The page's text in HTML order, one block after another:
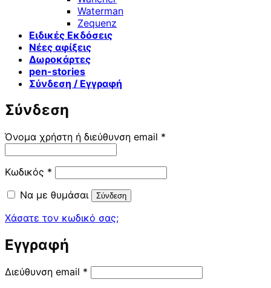
Waterman
Zequenz
Ειδικές Εκδόσεις
Νέες αφίξεις
Δωροκάρτες
pen-stories
Σύνδεση / Εγγραφή
Σύνδεση
Όνομα χρήστη ή διεύθυνση email *
Κωδικός *
Να με θυμάσαι
Σύνδεση
Χάσατε τον κωδικό σας;
Εγγραφή
Διεύθυνση email *